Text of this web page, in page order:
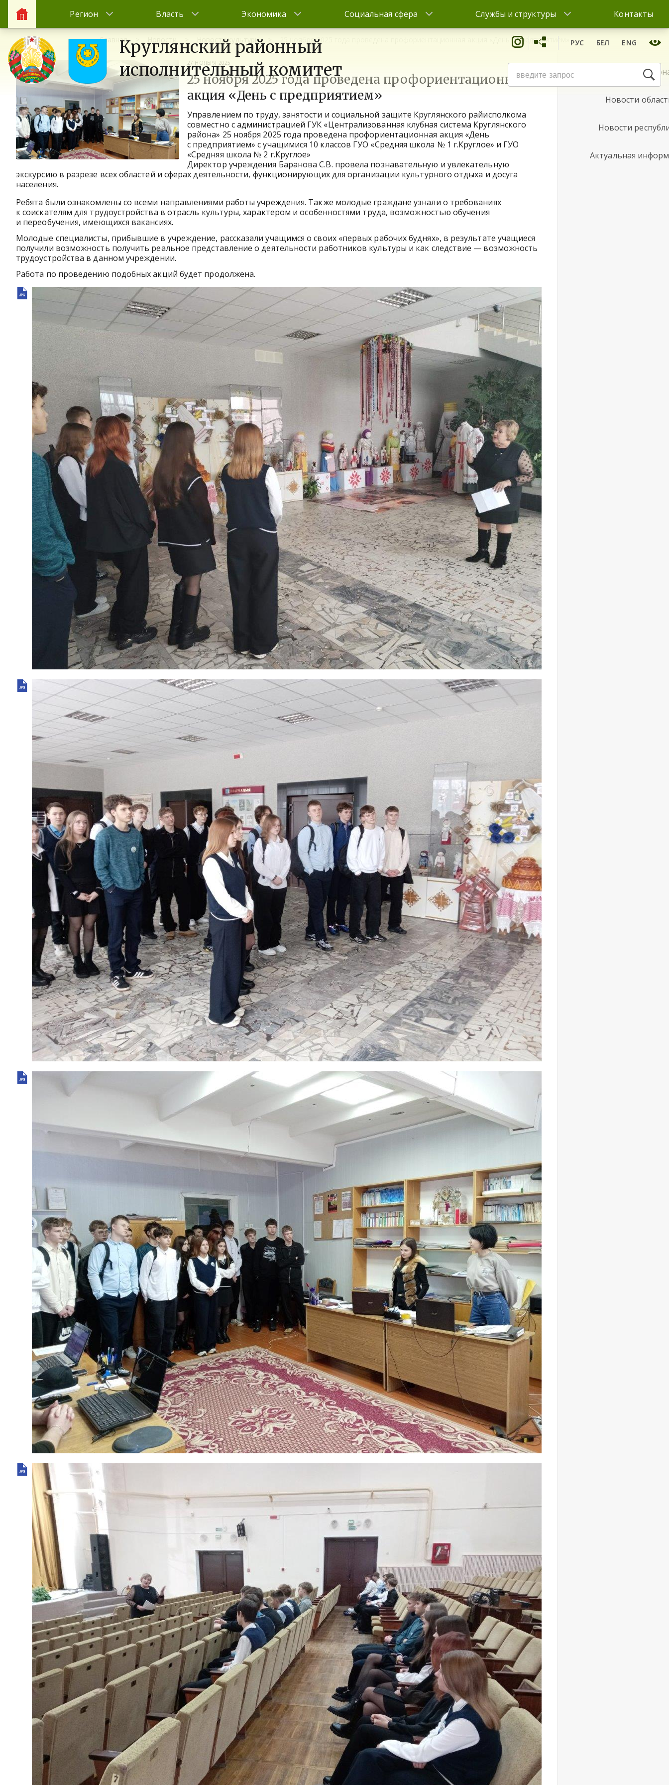
Регион Власть Экономика Социальная сфера Службы и структуры Контакты
Круглянский районный
исполнительный комитет
РУС БЕЛ ENG
Главная Новости культуры 25 ноября 2025 года проведена профориентационная акция «День с предприятием»
27 НОЯБРЯ 2025
25 ноября 2025 года проведена профориентационная
акция «День с предприятием»
Управлением по труду, занятости и социальной защите Круглянского райисполкома
совместно с администрацией ГУК «Централизованная клубная система Круглянского
района» 25 ноября 2025 года проведена профориентационная акция «День
с предприятием» с учащимися 10 классов ГУО «Средняя школа № 1 г.Круглое» и ГУО
«Средняя школа № 2 г.Круглое»
Директор учреждения Баранова С.В. провела познавательную и увлекательную
экскурсию в разрезе всех областей и сферах деятельности, функционирующих для организации культурного отдыха и досуга
населения.
Ребята были ознакомлены со всеми направлениями работы учреждения. Также молодые граждане узнали о требованиях
к соискателям для трудоустройства в отрасль культуры, характером и особенностями труда, возможностью обучения
и переобучения, имеющихся вакансиях.
Молодые специалисты, прибывшие в учреждение, рассказали учащимся о своих «первых рабочих буднях», в результате учащиеся
получили возможность получить реальное представление о деятельности работников культуры и как следствие — возможность
трудоустройства в данном учреждении.
Работа по проведению подобных акций будет продолжена.
Новости
Новости
Новости
Актуальная